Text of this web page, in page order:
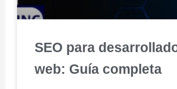
SEO para
web: Guía completa